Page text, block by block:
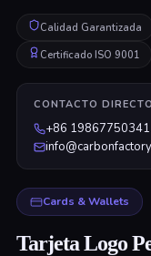
Calidad Garantizada
Certificado ISO 9001
CONTACTO DIRECTO
+86 19867750341
Cards & Wallets
Tarjeta Logo